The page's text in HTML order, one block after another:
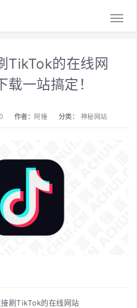
TikTok的在线网
一站搞定！
作者： 阿锤 分类： 神秘网站
刷TikTok的在线网站